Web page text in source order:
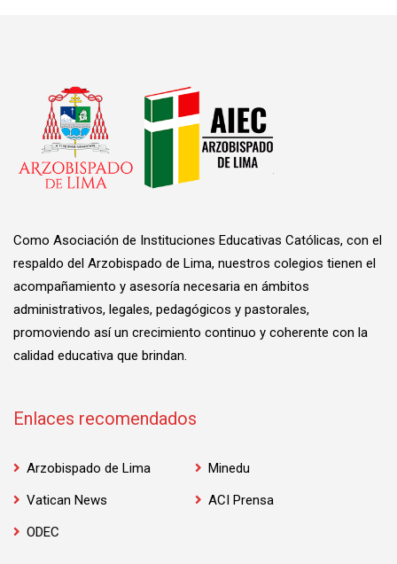
Como Asociación de Instituciones Educativas Católicas, con el
respaldo del Arzobispado de Lima, nuestros colegios tienen el
acompañamiento y asesoría necesaria en ámbitos
administrativos, legales, pedagógicos y pastorales,
promoviendo así un crecimiento continuo y coherente con la
calidad educativa que brindan.
Enlaces recomendados
Arzobispado de Lima
Minedu
Vatican News
ACI Prensa
ODEC